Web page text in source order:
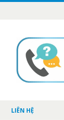
LIÊN HỆ